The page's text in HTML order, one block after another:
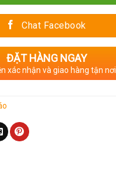
Chat Facebook
ĐẶT HÀNG NGAY
xác nhận và giao hàng tận nơi